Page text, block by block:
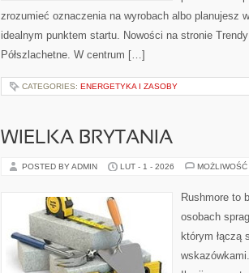
zrozumieć oznaczenia na wyrobach albo planujesz
idealnym punktem startu. Nowości na stronie
Półszlachetne. W centrum […]
CATEGORIES: ENERGETYKA I ZASOBY
WIELKA BRYTANIA
POSTED BY ADMIN LUT - 1 - 2026
Rushmore to
osobach
którym łączą